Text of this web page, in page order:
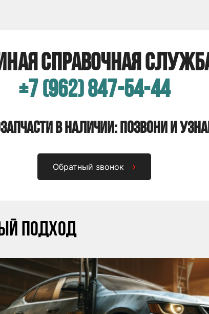
справочная
+7 (962) 847-54-44
в наличии: позвони и
Обратный звонок
подход